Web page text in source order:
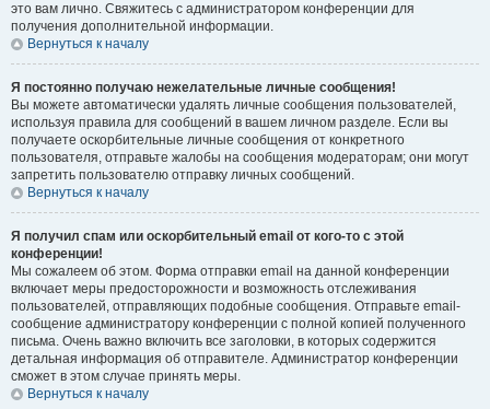
это вам лично. Свяжитесь с администратором конференции для
получения дополнительной информации.
Вернуться к началу
Я постоянно получаю нежелательные личные сообщения!
Вы можете автоматически удалять личные сообщения пользователей,
используя правила для сообщений в вашем личном разделе. Если вы
получаете оскорбительные личные сообщения от конкретного
пользователя, отправьте жалобы на сообщения модераторам; они могут
запретить пользователю отправку личных сообщений.
Вернуться к началу
Я получил спам или оскорбительный email от кого-то с этой
конференции!
Мы сожалеем об этом. Форма отправки email на данной конференции
включает меры предосторожности и возможность отслеживания
пользователей, отправляющих подобные сообщения. Отправьте email-
сообщение администратору конференции с полной копией полученного
письма. Очень важно включить все заголовки, в которых содержится
детальная информация об отправителе. Администратор конференции
сможет в этом случае принять меры.
Вернуться к началу